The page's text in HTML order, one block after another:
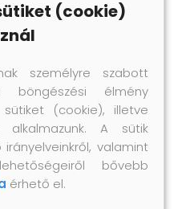
4,5 köbláb/perc
2 LE
330 ml
(cookie)
személyre szabott
élmény
(cookie), illetve
alkalmazunk. A sütik
valamint
bővebb
érhető el.